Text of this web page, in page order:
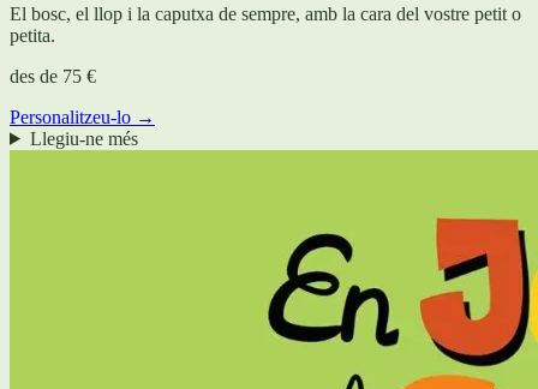
El bosc, el llop i la caputxa de sempre, amb la cara del vostre petit o
petita.
des de 75 €
Personalitzeu-lo →
Llegiu-ne més